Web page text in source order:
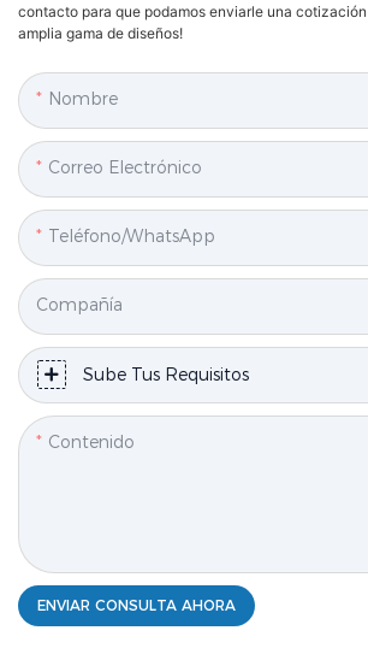
contacto para que podamos enviarle una
amplia gama de diseños!
Nombre
Correo Electrónico
Teléfono/WhatsApp
Compañía
Sube Tus Requisitos
Contenido
ENVIAR CONSULTA AHORA